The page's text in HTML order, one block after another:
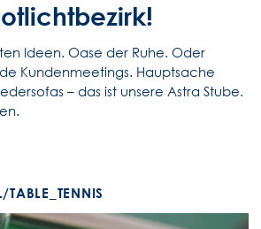
Ideen. Oase der Ruhe. Oder
Kundenmeetings. Hauptsache
– das ist unsere Astra Stube.
TABLE_TENNIS